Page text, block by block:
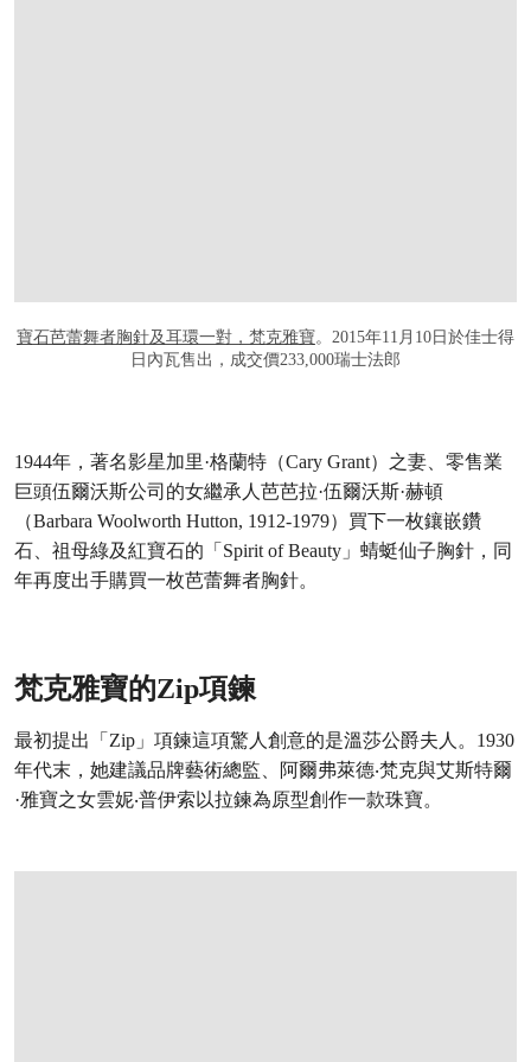
寶石芭蕾舞者胸針及耳環一對，梵克雅寶。2015年11月10日於佳士得
日內瓦售出，成交價233,000瑞士法郎
1944年，著名影星加里·格蘭特（Cary Grant）之妻、零售業
巨頭伍爾沃斯公司的女繼承人芭芭拉·伍爾沃斯·赫頓
（Barbara Woolworth Hutton, 1912-1979）買下一枚鑲嵌鑽
石、祖母綠及紅寶石的「Spirit of Beauty」蜻蜓仙子胸針，同
年再度出手購買一枚芭蕾舞者胸針。
梵克雅寶的Zip項鍊
最初提出「Zip」項鍊這項驚人創意的是溫莎公爵夫人。1930
年代末，她建議品牌藝術總監、阿爾弗萊德‧梵克與艾斯特爾
·雅寶之女雲妮‧普伊索以拉鍊為原型創作一款珠寶。